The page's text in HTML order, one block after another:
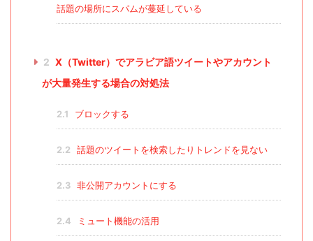
話題の場所にスパムが蔓延している
2 X（Twitter）でアラビア語ツイートやアカウント
が大量発生する場合の対処法
2.1 ブロックする
2.2 話題のツイートを検索したりトレンドを見ない
2.3 非公開アカウントにする
2.4 ミュート機能の活用